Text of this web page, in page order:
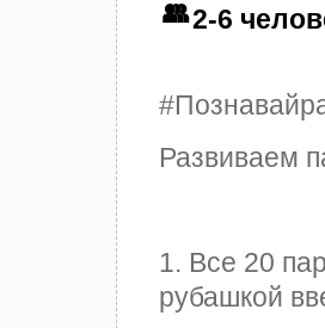
2-6
Развиваем
1. Все 20
рубашкой